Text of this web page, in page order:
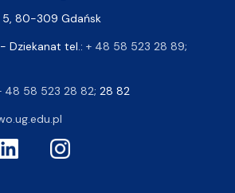
5, 80-309 Gdańsk
Dziekanat tel.: + 48 58 523 28 89;
48 58 523 28 82; 28 82